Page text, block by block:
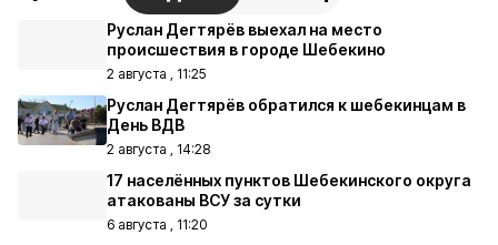
Руслан Дегтярёв выехал на место
происшествия в городе Шебекино
2 августа , 11:25
Руслан Дегтярёв обратился к шебекинцам в
День ВДВ
2 августа , 14:28
17 населённых пунктов Шебекинского округа
атакованы ВСУ за сутки
6 августа , 11:20